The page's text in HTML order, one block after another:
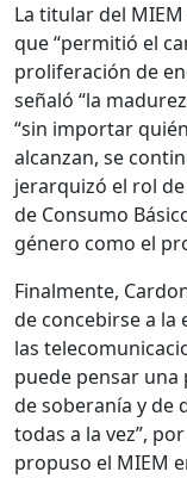
La titular del
que “permitió el
proliferación de
señaló “la
“sin importar
alcanzan, se
jerarquizó el rol
de Consumo
género como el
Finalmente,
de concebirse a la
las
puede pensar
de soberanía y de
todas a la vez”,
propuso el MIEM